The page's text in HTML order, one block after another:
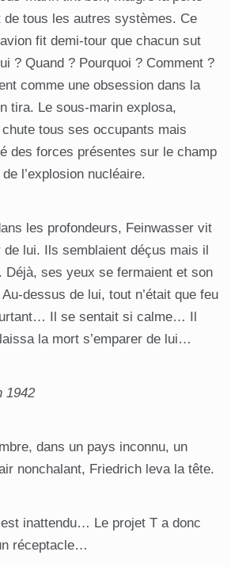
de tous les autres systèmes. Ce
fit demi-tour que chacun sut
? Quand ? Pourquoi ? Comment ?
comme une obsession dans la
tira. Le sous-marin explosa,
tous ses occupants mais
des forces présentes sur le champ
l’explosion nucléaire.
les profondeurs, Feinwasser vit
lui. Ils semblaient déçus mais il
Déjà, ses yeux se fermaient et son
Au-dessus de lui, tout n’était que feu
Il se sentait si calme… Il
la mort s’emparer de lui…
1942
dans un pays inconnu, un
nonchalant, Friedrich leva la tête.
inattendu… Le projet T a donc
réceptacle…